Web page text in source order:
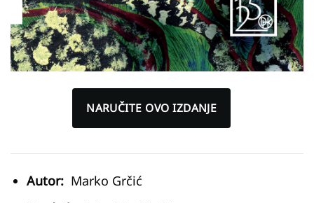
NARUČITE OVO IZDANJE
Autor: Marko Grčić